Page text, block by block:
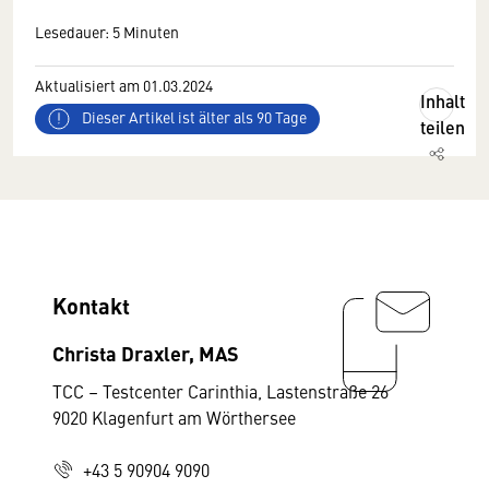
Lesedauer: 5 Minuten
Aktualisiert am 01.03.2024
Dieser Artikel ist älter als 90 Tage
Inhalt
teilen
Kontakt
Christa Draxler, MAS
TCC – Testcenter Carinthia, Lastenstraße 26
9020 Klagenfurt am Wörthersee
+43 5 90904 9090